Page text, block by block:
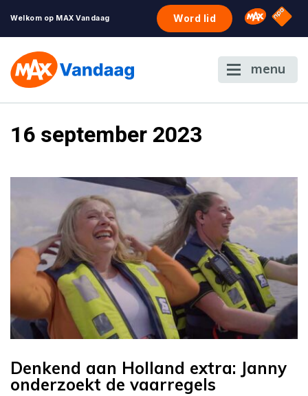
Welkom op MAX Vandaag Word lid Omroep
NPO
menu
16 september 2023
Denkend aan Holland extra: Janny
onderzoekt de vaarregels